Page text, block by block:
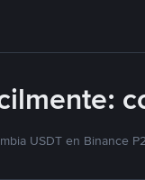
USDT en Binance